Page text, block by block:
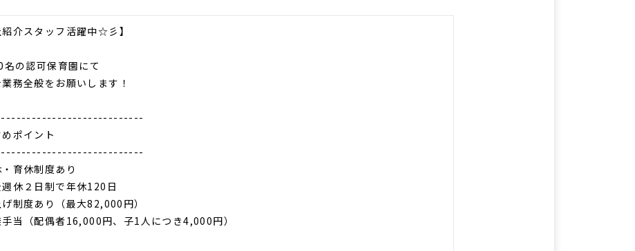
紹介スタッフ活躍中☆彡】
名の認可保育園にて
務全般をお願いします！
ポイント
育休制度あり
週休２日制で年休120日
制度あり（最大82,000円）
手当（配偶者16,000円、子1人につき4,000円）